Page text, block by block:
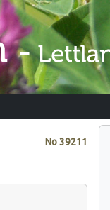
No39211